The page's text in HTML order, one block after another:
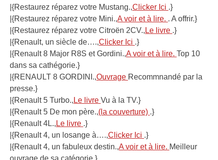
|{Restaurez réparez votre Mustang.,Clicker Ici .}
|{Restaurez réparez votre Mini.,A voir et à lire. . A offrir.}
|{Restaurez réparez votre Citroën 2CV., Le livre .}
|{Renault, un siècle de….,Clicker Ici .}
|{Renault 8 Major R8S et Gordini.,A voir et à lire. Top 10
dans sa cathégorie.}
|{RENAULT 8 GORDINI.,Ouvrage Recommnandé par la
presse.}
|{Renault 5 Turbo., Le livre Vu à la TV.}
|{Renault 5 De mon père.,(la couverture) .}
|{Renault 4L., Le livre .}
|{Renault 4, un losange à….,Clicker Ici .}
|{Renault 4, un fabuleux destin.,A voir et à lire. Meilleur
ouvrage de sa catégorie.}